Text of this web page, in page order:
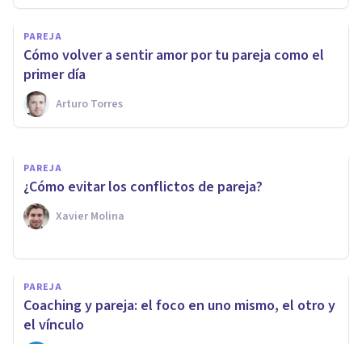
PAREJA
Cómo volver a sentir amor por tu pareja como el
primer día
Arturo Torres
125 frases de desamor y
relaciones sentimentales
complicadas
Juan Armando Corbin
PAREJA
¿Cómo evitar los conflictos de pareja?
Xavier Molina
PAREJA
Coaching y pareja: el foco en uno mismo, el otro y
el vínculo